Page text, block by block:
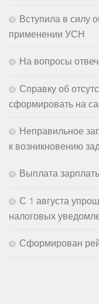
Вступила в силу
применении УСН
На вопросы
Справку об
сформировать на
Неправильное
к возникновению
Выплата
С 1 августа
налоговых
Сформирован